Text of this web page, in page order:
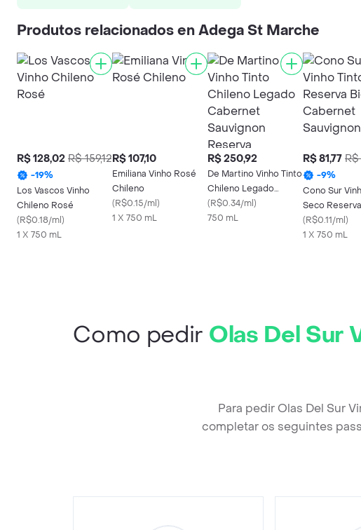
Produtos relacionados en Adega St Marche
R$ 128,02 R$ 159,12
-19%
Los Vascos Vinho
Chileno Rosé
(R$0.18/ml)
1 X 750 mL
R$ 107,10
Emiliana Vinho Rosé
Chileno
(R$0.15/ml)
1 X 750 mL
R$ 250,92
De Martino Vinho Tinto
Chileno Legado
Cabernet Sauvignon
Reserva
(R$0.34/ml)
750 mL
R$ 81,77
-9%
Cono Sur
Seco Reserva
Bicicleta
Sauvignon
(R$0.11/ml)
1 X 750 mL
Como pedir Olas Del Sur
Para pedir Olas Del Sur
completar os seguintes